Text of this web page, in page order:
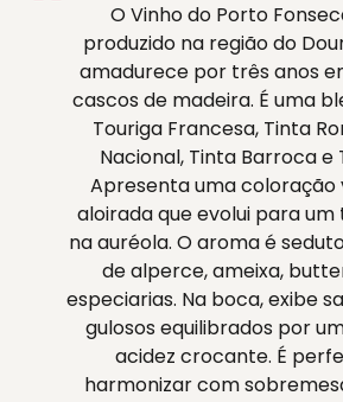
O Vinho do Porto
produzido na região do
amadurece por três anos
cascos de madeira. É uma
Touriga Francesa, Tinta
Nacional, Tinta Barroca e
Apresenta uma
aloirada que evolui para
na auréola. O aroma é
de alperce, ameixa,
especiarias. Na boca, exibe
gulosos equilibrados por
acidez crocante. É
harmonizar com